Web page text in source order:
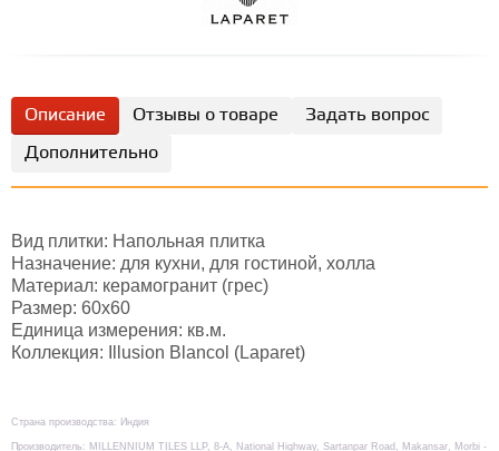
Описание Отзывы о товаре
Задать вопрос
Дополнительно
Вид плитки: Напольная плитка
Назначение: для кухни, для гостиной, холла
Материал: керамогранит (грес)
Размер: 60х60
Единица измерения: кв.м.
Коллекция: Illusion Blancol (Laparet)
Страна производства: Индия
Производитель: MILLENNIUM TILES LLP, 8-А, National Highway, Sartanpar Road, Makansar, Morbi -